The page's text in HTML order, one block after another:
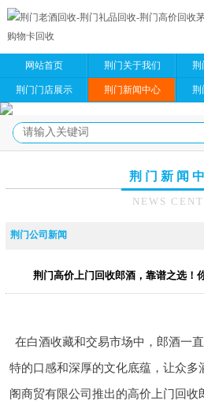
网站首页 荆门关于我们 荆
荆门门店展示 荆门新闻中心 荆
荆门新闻
NEWS
荆门公司新闻
荆门高价上门回收郎酒，靠谱之选！
在白酒收藏和交易市场中，郎酒一
特的口感和深厚的文化底蕴，让众多
阁商贸有限公司推出的高价上门回收